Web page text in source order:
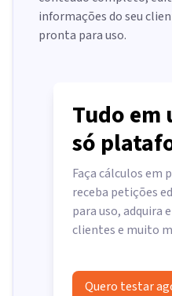
informações do seu
pronta para uso.
Tudo em
só
Faça cálculos em
receba petições
para uso, adquira
clientes e muito
Quero testar